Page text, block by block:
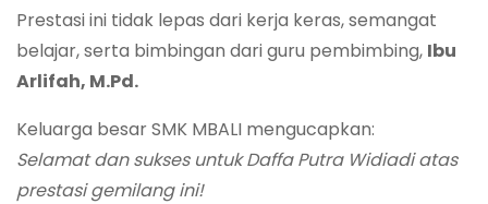
Prestasi ini tidak lepas dari kerja keras, semangat
belajar, serta bimbingan dari guru pembimbing, Ibu
Arlifah, M.Pd.
Keluarga besar SMK MBALI mengucapkan:
Selamat dan sukses untuk Daffa Putra Widiadi atas
prestasi gemilang ini!